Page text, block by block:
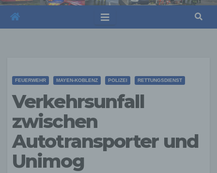
FEUERWEHR MAYEN-KOBLENZ POLIZEI RETTUNGSDIENST
Verkehrsunfall
zwischen
Autotransporter und
Unimog